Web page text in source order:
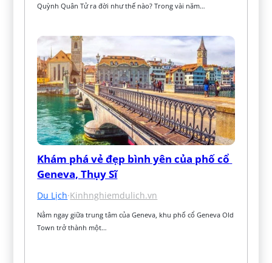
Quỳnh Quân Tử ra đời như thế nào? Trong vài năm…
Khám phá vẻ đẹp bình yên của phố cổ
Geneva, Thụy Sĩ
Du Lịch·Kinhnghiemdulich.vn
Nằm ngay giữa trung tâm của Geneva, khu phố cổ Geneva Old
Town trở thành một…